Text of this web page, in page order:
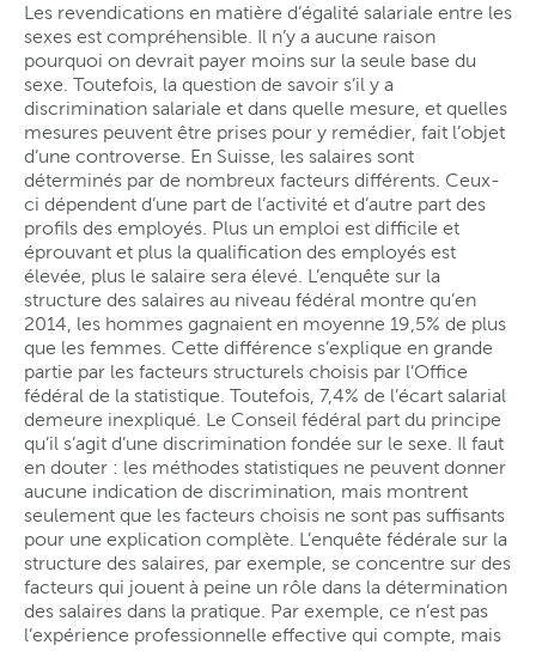
Les revendications en matière d’égalité salariale entre les
sexes est compréhensible. Il n’y a aucune raison
pourquoi on devrait payer moins sur la seule base du
sexe. Toutefois, la question de savoir s’il y a
discrimination salariale et dans quelle mesure, et quelles
mesures peuvent être prises pour y remédier, fait l’objet
d’une controverse. En Suisse, les salaires sont
déterminés par de nombreux facteurs différents. Ceux-
ci dépendent d’une part de l’activité et d’autre part des
profils des employés. Plus un emploi est difficile et
éprouvant et plus la qualification des employés est
élevée, plus le salaire sera élevé. L’enquête sur la
structure des salaires au niveau fédéral montre qu’en
2014, les hommes gagnaient en moyenne 19,5% de plus
que les femmes. Cette différence s’explique en grande
partie par les facteurs structurels choisis par l’Office
fédéral de la statistique. Toutefois, 7,4% de l’écart salarial
demeure inexpliqué. Le Conseil fédéral part du principe
qu’il s’agit d’une discrimination fondée sur le sexe. Il faut
en douter : les méthodes statistiques ne peuvent donner
aucune indication de discrimination, mais montrent
seulement que les facteurs choisis ne sont pas suffisants
pour une explication complète. L’enquête fédérale sur la
structure des salaires, par exemple, se concentre sur des
facteurs qui jouent à peine un rôle dans la détermination
des salaires dans la pratique. Par exemple, ce n’est pas
l’expérience professionnelle effective qui compte, mais